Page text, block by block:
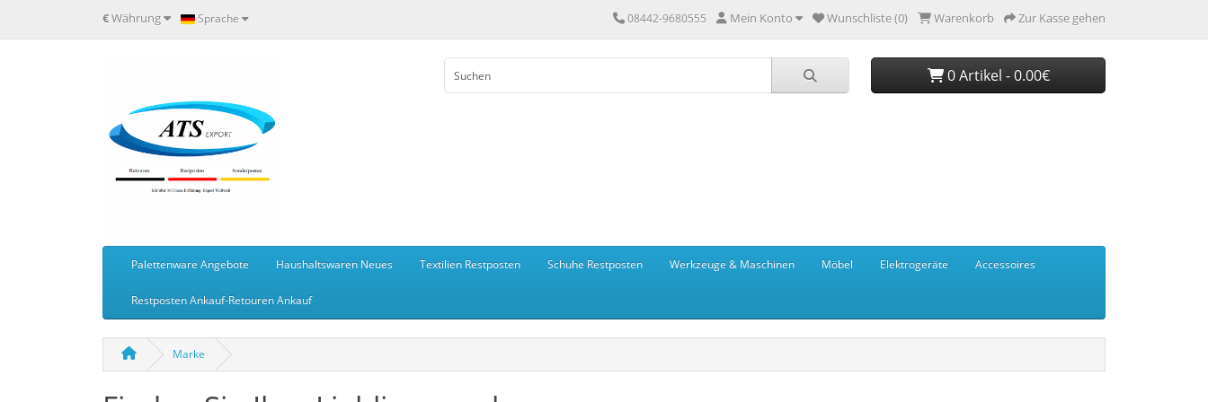
€Währung Sprache 08442-9680555 Mein Konto Wunschliste (0) Warenkorb Zur Kasse gehen
0 Artikel - 0.00€
Palettenware Angebote Haushaltswaren Neues Textilien Restposten Schuhe Restposten Werkzeuge & Maschinen Möbel Elektrogeräte Accessoires
Restposten Ankauf-Retouren Ankauf
Marke